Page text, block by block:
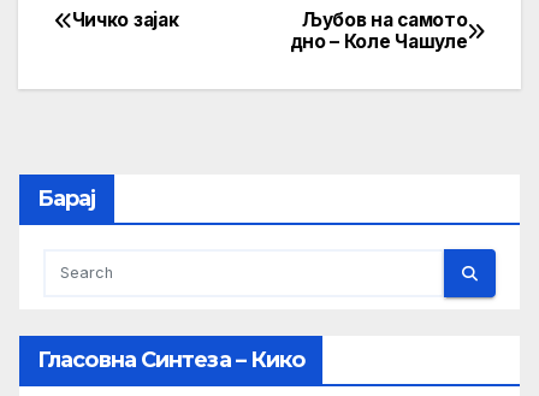
Post
navigation
Љубов на самото
дно – Коле Чашуле
Чичко зајак
Барај
Гласовна Синтеза – Кико